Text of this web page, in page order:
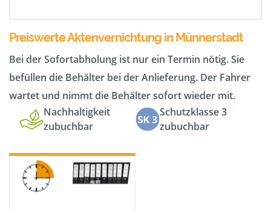
Preiswerte Aktenvernichtung in Münnerstadt
Bei der Sofortabholung ist nur ein Termin nötig. Sie
befüllen die Behälter bei der Anlieferung. Der Fahrer
wartet und nimmt die Behälter sofort wieder mit.
Nachhaltigkeit
zubuchbar
Schutzklasse 3
zubuchbar